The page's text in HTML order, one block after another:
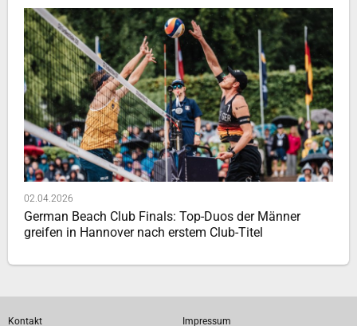
02.04.2026
German Beach Club Finals: Top-Duos der Männer
greifen in Hannover nach erstem Club-Titel
Kontakt Impressum